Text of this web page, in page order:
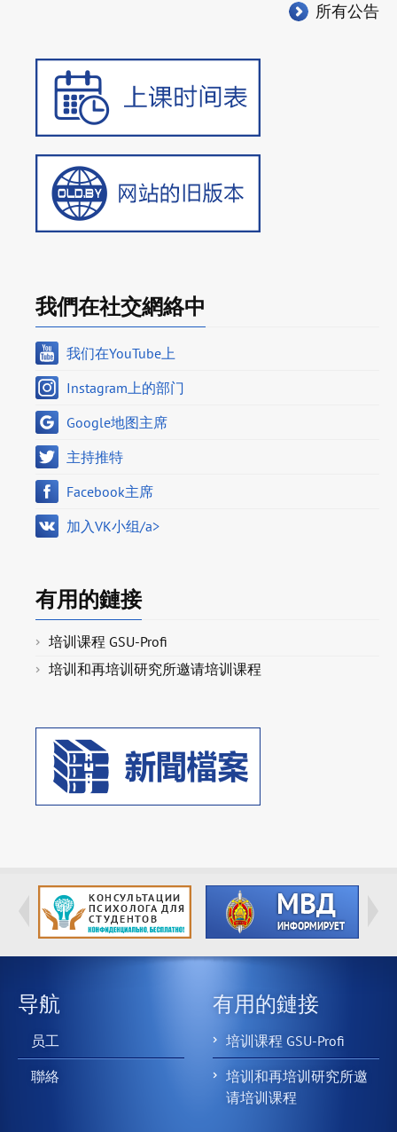
所有公告
我們在社交網絡中
我们在YouTube上
Instagram上的部门
Google地图主席
主持推特
Facebook主席
加入VK小组/a>
有用的鏈接
培训课程 GSU-Profi
培训和再培训研究所邀请培训课程
导航
员工
聯絡
有用的鏈接
培训课程 GSU-Profi
培训和再培训研究所邀
请培训课程